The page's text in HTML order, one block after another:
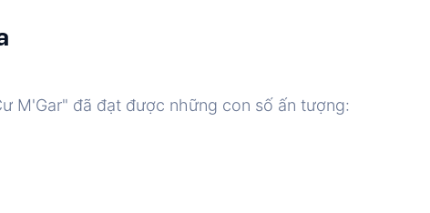
M'Gar" đã đạt được những con số ấn tượng: